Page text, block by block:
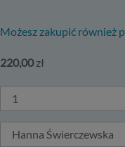
Możesz zakupić również
220,00zł